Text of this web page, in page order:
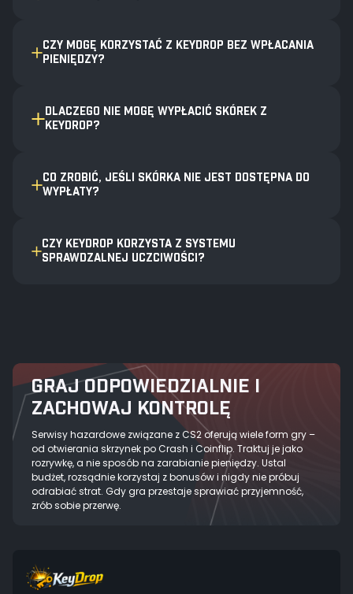
CZY MOGĘ KORZYSTAĆ Z KEYDROP BEZ WPŁACANIA
PIENIĘDZY?
DLACZEGO NIE MOGĘ WYPŁACIĆ SKÓREK Z
KEYDROP?
CO ZROBIĆ, JEŚLI SKÓRKA NIE JEST DOSTĘPNA DO
WYPŁATY?
CZY KEYDROP KORZYSTA Z SYSTEMU
SPRAWDZALNEJ UCZCIWOŚCI?
GRAJ ODPOWIEDZIALNIE I
ZACHOWAJ KONTROLĘ
Serwisy hazardowe związane z CS2 oferują wiele form gry –
od otwierania skrzynek po Crash i Coinflip. Traktuj je jako
rozrywkę, a nie sposób na zarabianie pieniędzy. Ustal
budżet, rozsądnie korzystaj z bonusów i nigdy nie próbuj
odrabiać strat. Gdy gra przestaje sprawiać przyjemność,
zrób sobie przerwę.